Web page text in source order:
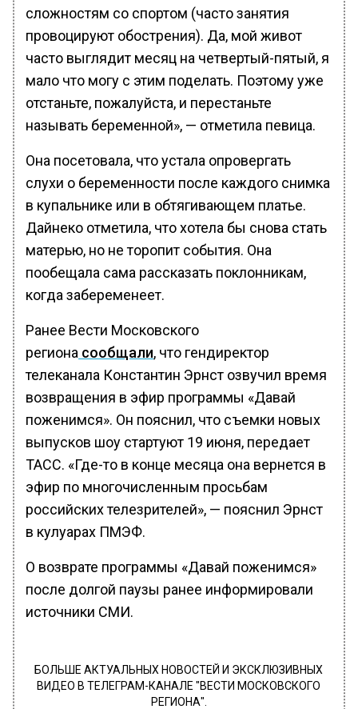
сложностям со спортом (часто занятия
провоцируют обострения). Да, мой живот
часто выглядит месяц на четвертый-пятый, я
мало что могу с этим поделать. Поэтому уже
отстаньте, пожалуйста, и перестаньте
называть беременной», — отметила певица.
Она посетовала, что устала опровергать
слухи о беременности после каждого снимка
в купальнике или в обтягивающем платье.
Дайнеко отметила, что хотела бы снова стать
матерью, но не торопит события. Она
пообещала сама рассказать поклонникам,
когда забеременеет.
Ранее Вести Московского
региона сообщали, что гендиректор
телеканала Константин Эрнст озвучил время
возвращения в эфир программы «Давай
поженимся». Он пояснил, что съемки новых
выпусков шоу стартуют 19 июня, передает
ТАСС. «Где-то в конце месяца она вернется в
эфир по многочисленным просьбам
российских телезрителей», — пояснил Эрнст
в кулуарах ПМЭФ.
О возврате программы «Давай поженимся»
после долгой паузы ранее информировали
источники СМИ.
БОЛЬШЕ АКТУАЛЬНЫХ НОВОСТЕЙ И ЭКСКЛЮЗИВНЫХ
ВИДЕО В ТЕЛЕГРАМ-КАНАЛЕ "ВЕСТИ МОСКОВСКОГО
РЕГИОНА".